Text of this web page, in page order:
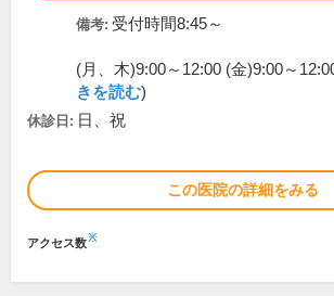
備考: 受付時間8:45～
(月、木)9:00～12:00 (金)9:00～
きを読む)
休診日: 日、祝
この医院の詳細をみる
アクセス数※